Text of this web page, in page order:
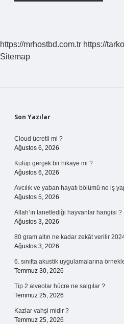
https://mrhostbd.com.tr https://
Sitemap
Sidebar
Son Yazılar
Cloud ücretli mi ?
Ağustos 6, 2026
Kulüp gerçek bir hikaye mi ?
Ağustos 6, 2026
Avcılık ve yaban hayatı bölümü ne iş
Ağustos 5, 2026
Allah’ın lanetlediği hayvanlar hangisi ?
Ağustos 3, 2026
80 gram altın ne kadar zekât verilir
Ağustos 3, 2026
6. sınıfta akustik uygulamalarına
Temmuz 30, 2026
Tip 2 alveolar hücre ne salgılar ?
Temmuz 25, 2026
Kazlar vahşi midir ?
Temmuz 25, 2026